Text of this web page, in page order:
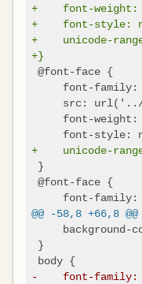
+    font-weight:
+    font-style:
+    unicode-
+}
@font-face {
font-family:
src:
font-weight:
+    unicode-
}
@font-face {
@@ -58,8 +66,8 @@
background-
}
body {
-    font-family: